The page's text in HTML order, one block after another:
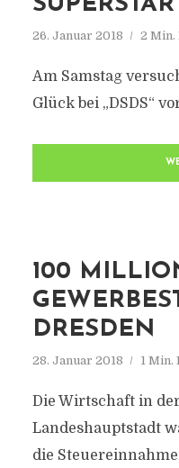
26. Januar 2018 2 Min.
Am Samstag
Glück bei „DSDS“
100
DRESDEN
28. Januar 2018 1 Min.
Die Wirtschaft in
Landeshauptstadt
die